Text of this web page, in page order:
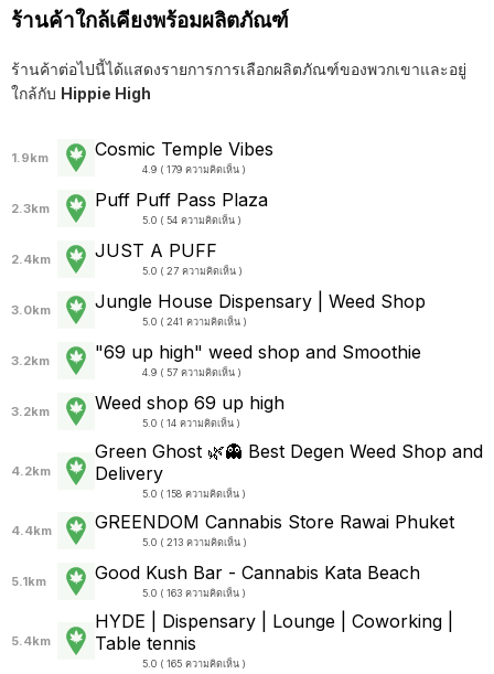
ร้านค้าใกล้เคียงพร้อมผลิตภัณฑ์
ร้านค้าต่อไปนี้ได้แสดงรายการการเลือกผลิตภัณฑ์ของพวกเขาและอยู่
ใกล้กับ Hippie High
1.9km Cosmic Temple Vibes
4.9 ( 179 ความคิดเห็น )
2.3km Puff Puff Pass Plaza
5.0 ( 54 ความคิดเห็น )
2.4km JUST A PUFF
5.0 ( 27 ความคิดเห็น )
3.0km Jungle House Dispensary | Weed Shop
5.0 ( 241 ความคิดเห็น )
3.2km "69 up high" weed shop and Smoothie
4.9 ( 57 ความคิดเห็น )
3.2km Weed shop 69 up high
5.0 ( 14 ความคิดเห็น )
4.2km
Green Ghost 🌿👻 Best Degen Weed Shop and
Delivery
5.0 ( 158 ความคิดเห็น )
4.4km GREENDOM Cannabis Store Rawai Phuket
5.0 ( 213 ความคิดเห็น )
5.1km Good Kush Bar - Cannabis Kata Beach
5.0 ( 163 ความคิดเห็น )
5.4km
HYDE | Dispensary | Lounge | Coworking |
Table tennis
5.0 ( 165 ความคิดเห็น )